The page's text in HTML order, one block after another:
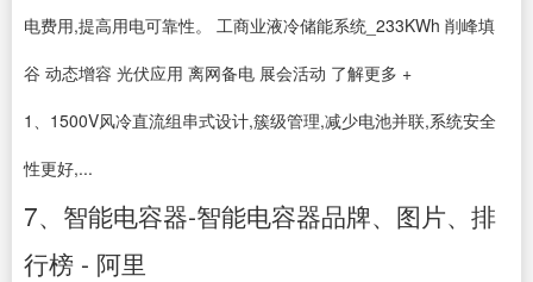
电费用,提高用电可靠性。 工商业液冷储能系统_233KWh 削峰填
谷 动态增容 光伏应用 离网备电 展会活动 了解更多 +
1、1500V风冷直流组串式设计,簇级管理,减少电池并联,系统安全
性更好,...
7、智能电容器-智能电容器品牌、图片、排
行榜 - 阿里